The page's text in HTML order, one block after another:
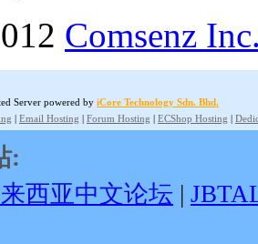
Comsenz
Server powered by iCore Technology Sdn. Bhd.
| Email Hosting | Forum Hosting | ECShop Hosting |
:
西亚中文论坛 |